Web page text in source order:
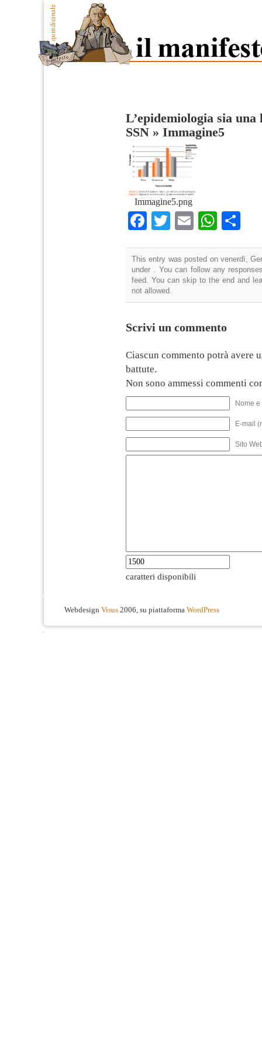
L’epidemiologia sia
SSN » Immagine5
Immagine5.png
Facebook
TwitterEmail
This entry was posted on venerdì,
under . You can follow any
feed. You can skip to the end and
not allowed.
Scrivi un commento
Ciascun commento potrà avere
battute.
Non sono ammessi commenti
Nome
E-mail
Sito
caratteri disponibili
Webdesign Visus 2006, su piattaforma WordPress